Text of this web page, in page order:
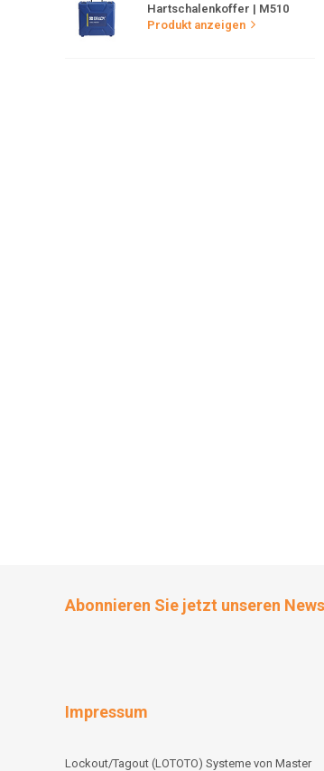
Hartschalenkoffer | M510
Produkt anzeigen
Abonnieren Sie jetzt unseren
Impressum
Lockout/Tagout (LOTOTO) Systeme von Master